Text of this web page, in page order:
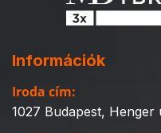
Információk
Iroda cím:
1027 Budapest, Henger